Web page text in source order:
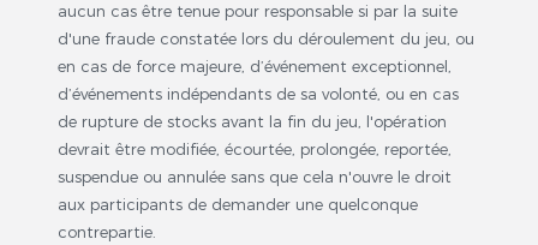
aucun cas être tenue pour responsable si par la suite
d'une fraude constatée lors du déroulement du jeu, ou
en cas de force majeure, d’événement exceptionnel,
d’événements indépendants de sa volonté, ou en cas
de rupture de stocks avant la fin du jeu, l'opération
devrait être modifiée, écourtée, prolongée, reportée,
suspendue ou annulée sans que cela n'ouvre le droit
aux participants de demander une quelconque
contrepartie.